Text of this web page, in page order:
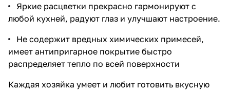
Яркие расцветки прекрасно гармонируют с
любой кухней, радуют глаз и улучшают настроение.
Не содержит вредных химических примесей,
имеет антипригарное покрытие быстро
распределяет тепло по всей поверхности
Каждая хозяйка умеет и любит готовить вкусную